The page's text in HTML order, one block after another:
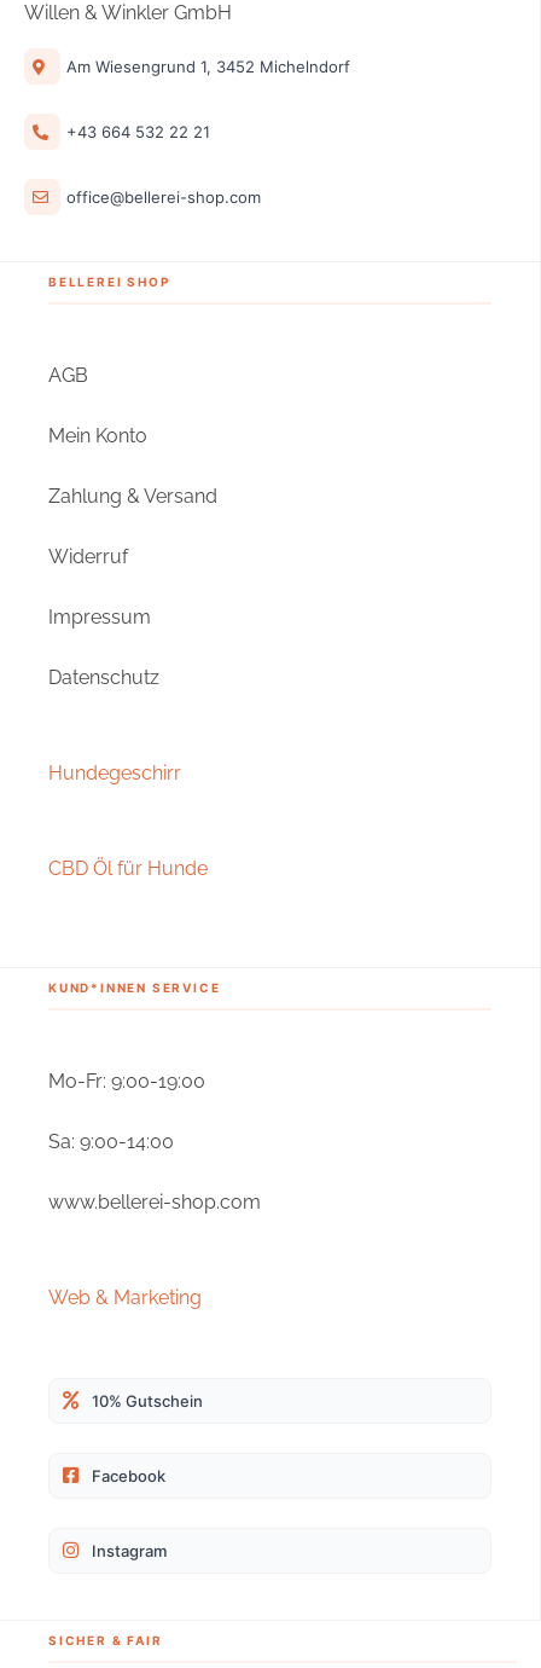
Willen & Winkler GmbH
Am Wiesengrund 1, 3452 Michelndorf
+43 664 532 22 21
office@bellerei-shop.com
BELLEREI SHOP
AGB
Mein Konto
Zahlung & Versand
Widerruf
Impressum
Datenschutz
Hundegeschirr
CBD Öl für Hunde
KUND*INNEN SERVICE
Mo-Fr: 9:00-19:00
Sa: 9:00-14:00
www.bellerei-shop.com
Web & Marketing
10% Gutschein
Facebook
Instagram
SICHER & FAIR
4,9 Rating
Super schönes Geschirr, tolle Farbe,
Ich habe das Geschirr mit Leine bestellt und